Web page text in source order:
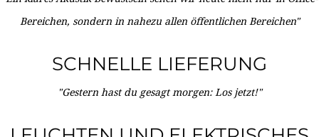
Bereichen, sondern in nahezu allen öffentlichen Bereichen"
SCHNELLE LIEFERUNG
"Gestern hast du gesagt morgen: Los jetzt!"